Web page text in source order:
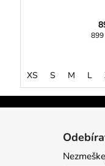
899
XS S M L